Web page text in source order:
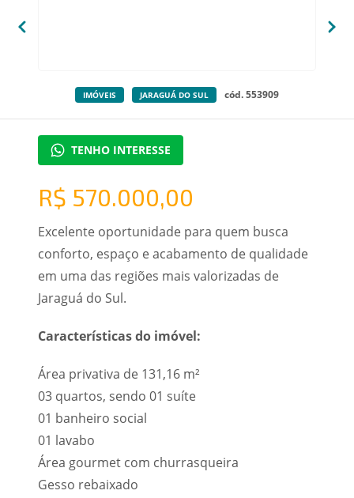
IMÓVEIS JARAGUÁ DO SUL cód. 553909
TENHO INTERESSE
R$ 570.000,00
Excelente oportunidade para quem busca
conforto, espaço e acabamento de qualidade
em uma das regiões mais valorizadas de
Jaraguá do Sul.
Características do imóvel:
Área privativa de 131,16 m²
03 quartos, sendo 01 suíte
01 banheiro social
01 lavabo
Área gourmet com churrasqueira
Gesso rebaixado